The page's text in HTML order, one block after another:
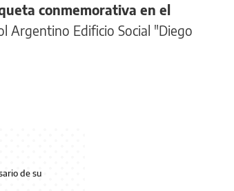
conmemorativa en el
Argentino Edificio Social "Diego
de su